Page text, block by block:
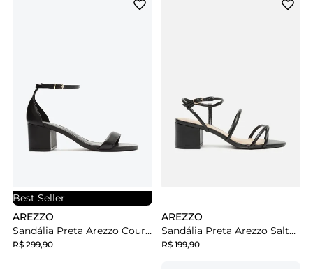
Best Seller
AREZZO
Sandália Preta Arezzo Couro Bloco Médio Isabelli
R$ 299,90
AREZZO
Sandália Preta Arezzo Salto Médio Bloco Tiras Fivela
R$ 199,90